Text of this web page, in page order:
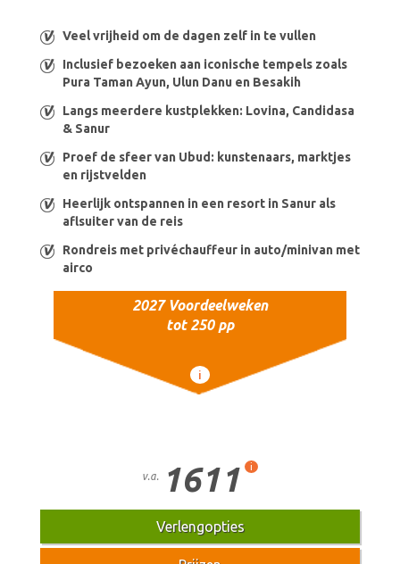
Veel vrijheid om de dagen zelf in te vullen
Inclusief bezoeken aan iconische tempels zoals
Pura Taman Ayun, Ulun Danu en Besakih
Langs meerdere kustplekken: Lovina, Candidasa
& Sanur
Proef de sfeer van Ubud: kunstenaars, marktjes
en rijstvelden
Heerlijk ontspannen in een resort in Sanur als
aflsuiter van de reis
Rondreis met privéchauffeur in auto/minivan met
airco
2027 Voordeelweken
tot 250 pp
i
v.a. 1611 i
Verlengopties